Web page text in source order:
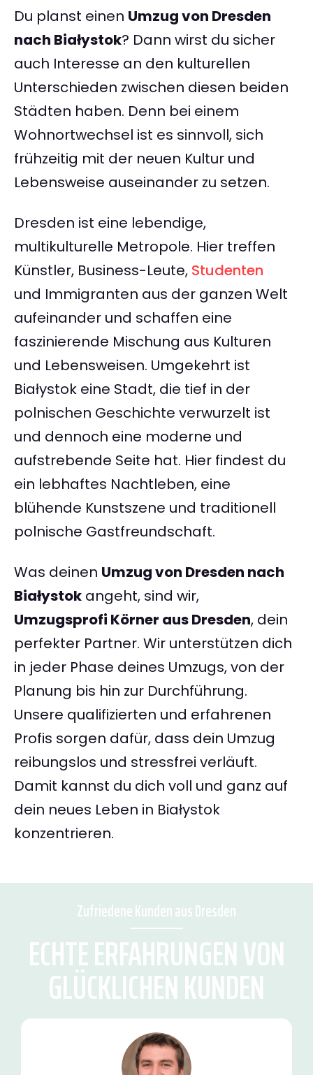
Du planst einen Umzug von Dresden
nach Białystok? Dann wirst du sicher
auch Interesse an den kulturellen
Unterschieden zwischen diesen beiden
Städten haben. Denn bei einem
Wohnortwechsel ist es sinnvoll, sich
frühzeitig mit der neuen Kultur und
Lebensweise auseinander zu setzen.
Dresden ist eine lebendige,
multikulturelle Metropole. Hier treffen
Künstler, Business-Leute, Studenten
und Immigranten aus der ganzen Welt
aufeinander und schaffen eine
faszinierende Mischung aus Kulturen
und Lebensweisen. Umgekehrt ist
Białystok eine Stadt, die tief in der
polnischen Geschichte verwurzelt ist
und dennoch eine moderne und
aufstrebende Seite hat. Hier findest du
ein lebhaftes Nachtleben, eine
blühende Kunstszene und traditionell
polnische Gastfreundschaft.
Was deinen Umzug von Dresden nach
Białystok angeht, sind wir,
Umzugsprofi Körner aus Dresden, dein
perfekter Partner. Wir unterstützen dich
in jeder Phase deines Umzugs, von der
Planung bis hin zur Durchführung.
Unsere qualifizierten und erfahrenen
Profis sorgen dafür, dass dein Umzug
reibungslos und stressfrei verläuft.
Damit kannst du dich voll und ganz auf
dein neues Leben in Białystok
konzentrieren.
Zufriedene Kunden aus Dresden
ECHTE ERFAHRUNGEN VON
GLÜCKLICHEN KUNDEN